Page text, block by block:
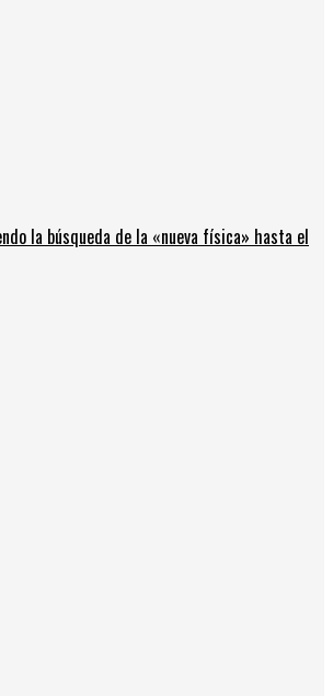
la búsqueda de la «nueva física» hasta el